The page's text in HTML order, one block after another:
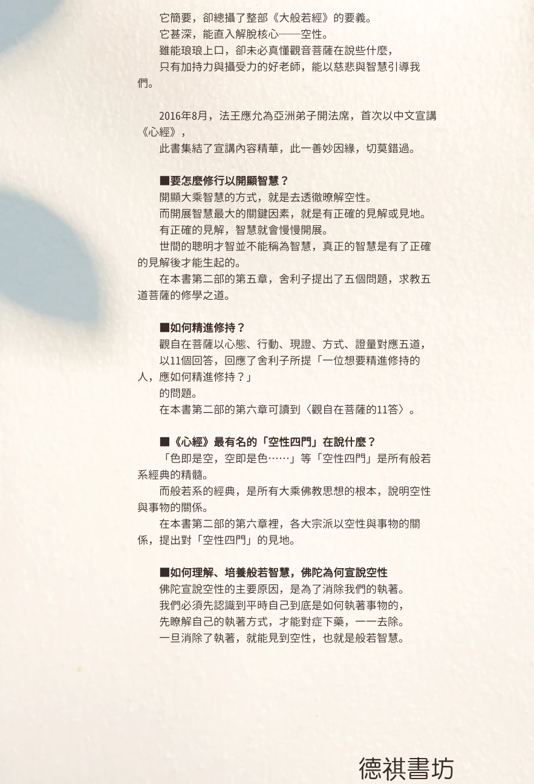
它簡要，卻總攝了整部《大般若經》的要義。
它甚深，能直入解脫核心──空性。
雖能琅琅上口，卻未必真懂觀音菩薩在說些什麼，
只有加持力與攝受力的好老師，能以慈悲與智慧引導我
們。
2016年8月，法王應允為亞洲弟子開法席，首次以中文宣講
《心經》，
此書集結了宣講內容精華，此一善妙因緣，切莫錯過。
■要怎麼修行以開顯智慧？
開顯大乘智慧的方式，就是去透徹暸解空性。
而開展智慧最大的關鍵因素，就是有正確的見解或見地。
有正確的見解，智慧就會慢慢開展。
世間的聰明才智並不能稱為智慧，真正的智慧是有了正確
的見解後才能生起的。
在本書第二部的第五章，舍利子提出了五個問題，求教五
道菩薩的修學之道。
■如何精進修持？
觀自在菩薩以心態、行動、現證、方式、證量對應五道，
以11個回答，回應了舍利子所提「一位想要精進修持的
人，應如何精進修持？」
的問題。
在本書第二部的第六章可讀到〈觀自在菩薩的11答〉。
■《心經》最有名的「空性四門」在說什麼？
「色即是空，空即是色……」等「空性四門」是所有般若
系經典的精髓。
而般若系的經典，是所有大乘佛教思想的根本，說明空性
與事物的關係。
在本書第二部的第六章裡，各大宗派以空性與事物的關
係，提出對「空性四門」的見地。
■如何理解、培養般若智慧，佛陀為何宣說空性
佛陀宣說空性的主要原因，是為了消除我們的執著。
我們必須先認識到平時自己到底是如何執著事物的，
先瞭解自己的執著方式，才能對症下藥，一一去除。
一旦消除了執著，就能見到空性，也就是般若智慧。
​德祺書坊